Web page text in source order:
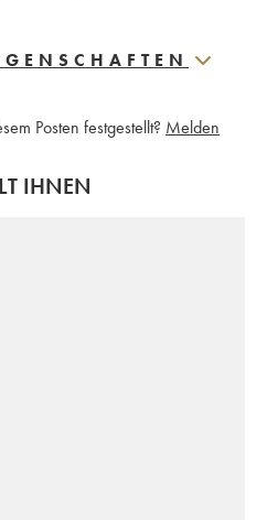
Posten festgestellt? Melden
IHNEN